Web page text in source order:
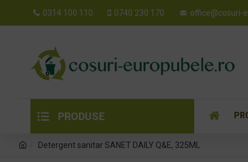
0314 100 110 0740 230 170 office@cosuri-
PRODUSE
Detergent sanitar SANET DAILY Q&E, 325ML